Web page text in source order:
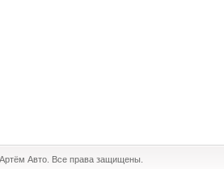
Авто. Все права защищены.